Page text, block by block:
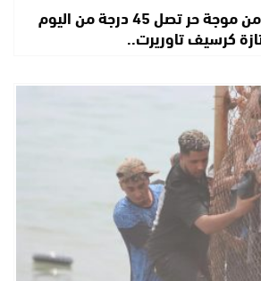
نشرة إنذارية تحذر من موجة حر تصل 45 درجة من اليوم
كرسيف تاوريرت..